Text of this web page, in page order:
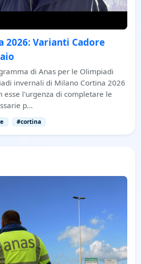
2026: Varianti Cadore
di Anas per le Olimpiadi
invernali di Milano Cortina 2026
esse l'urgenza di completare le
p…
#cortina